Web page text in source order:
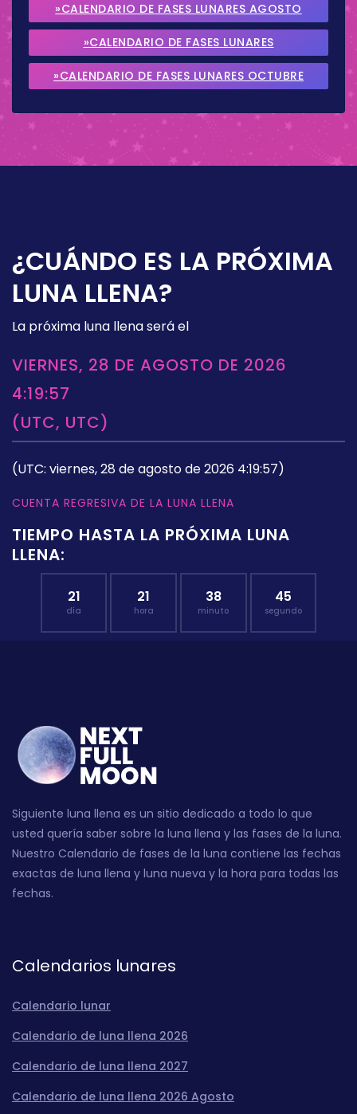
»CALENDARIO DE FASES LUNARES AGOSTO
2026
»CALENDARIO DE FASES LUNARES
SEPTIEMBRE 2026
»CALENDARIO DE FASES LUNARES OCTUBRE
¿CUÁNDO ES LA PRÓXIMA
LUNA LLENA?
La próxima luna llena será el
VIERNES, 28 DE AGOSTO DE 2026
4:19:57
(UTC, UTC)
(UTC: viernes, 28 de agosto de 2026 4:19:57)
CUENTA REGRESIVA DE LA LUNA LLENA
TIEMPO HASTA LA PRÓXIMA LUNA
LLENA:
21
día
21
hora
38
minuto
44
segundo
Siguiente luna llena es un sitio dedicado a todo lo que
usted quería saber sobre la luna llena y las fases de la luna.
Nuestro Calendario de fases de la luna contiene las fechas
exactas de luna llena y luna nueva y la hora para todas las
fechas.
Calendarios lunares
Calendario lunar
Calendario de luna llena 2026
Calendario de luna llena 2027
Calendario de luna llena 2026 Agosto